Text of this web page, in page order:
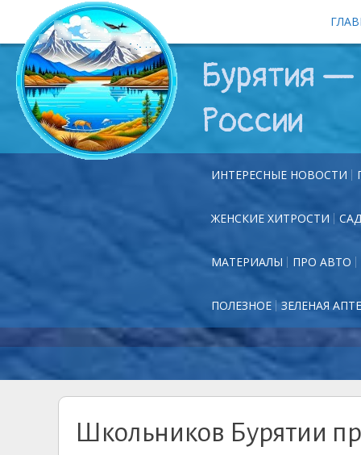
Бурятия —
России
ИНТЕРЕСНЫЕ НОВОСТИ
ЖЕНСКИЕ ХИТРОСТИ
МАТЕРИАЛЫ ПРО АВТО
ПОЛЕЗНОЕ ЗЕЛЕНАЯ
Школьников Бурятии